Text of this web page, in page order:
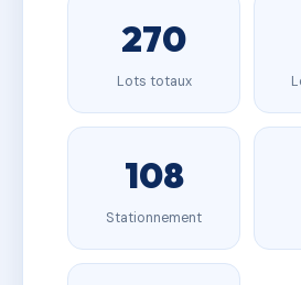
270
Lots totaux
108
Stationnement